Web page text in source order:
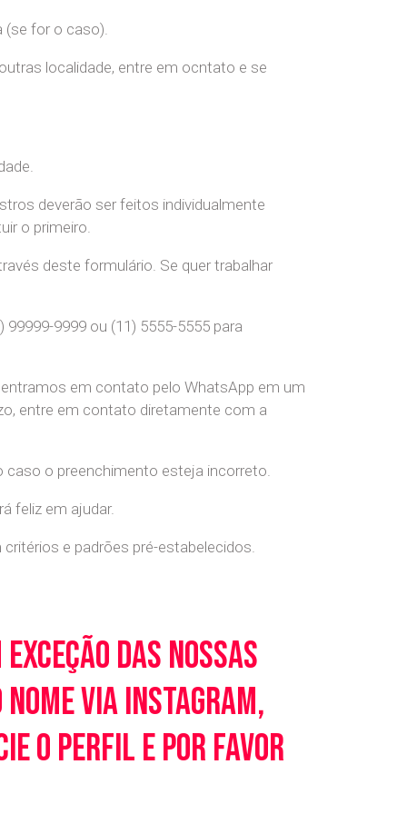
for o caso).
localidade, entre em ocntato e se
deverão ser feitos individualmente
o primeiro.
deste formulário. Se quer trabalhar
9999 ou (11) 5555-5555 para
em contato pelo WhatsApp em um
entre em contato diretamente com a
o preenchimento esteja incorreto.
feliz em ajudar.
e padrões pré-estabelecidos.
das nossas
via Instagram,
o perfil e por favor